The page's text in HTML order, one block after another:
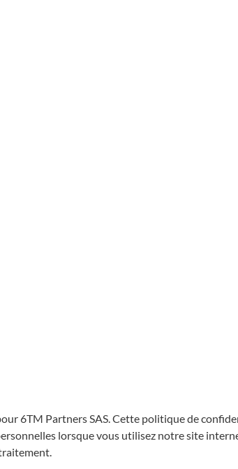
6TM Partners SAS. Cette politique de
lorsque vous utilisez notre site